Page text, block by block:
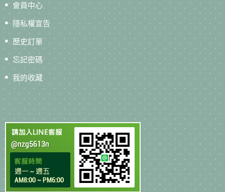
會員中心
隱私權宣告
歷史訂單
忘記密碼
我的收藏